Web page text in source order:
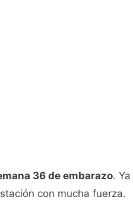
36 de embarazo.
con mucha fuerza.